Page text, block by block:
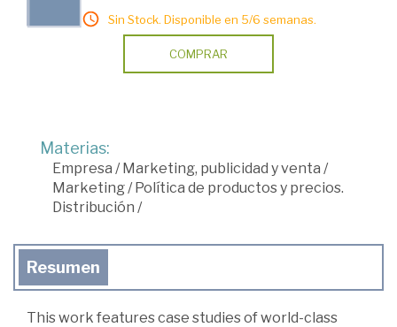
Sin Stock. Disponible en 5/6 semanas.
COMPRAR
Materias:
Empresa /Marketing, publicidad y venta /
Marketing/Política de productos y precios.
Distribución /
Resumen
This work features case studies of world-class